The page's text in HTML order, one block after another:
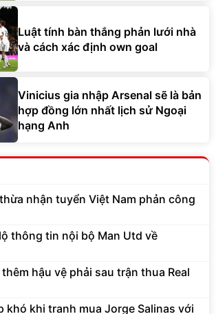
Luật tính bàn thắng phản lưới nhà
và cách xác định own goal
Vinicius gia nhập Arsenal sẽ là bản
hợp đồng lớn nhất lịch sử Ngoại
hạng Anh
nhận tuyển Việt Nam phản công
thông tin nội bộ Man Utd về
hậu vệ phải sau trận thua Real
khó khi tranh mua Jorge Salinas với